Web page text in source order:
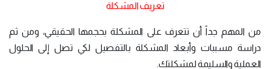
تعريف المشكلة
من المهم جداً أن تتعرف على المشكلة بحجمها الحقيقي، ومن ثم
دراسة مسببات وأبعاد المشكلة بالتفصيل لكي تصل إلى الحلول
العملية والسليمة لمشكلتك.